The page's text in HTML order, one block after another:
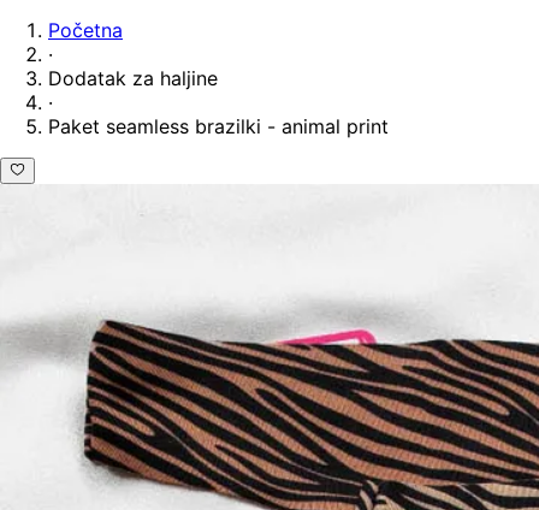
Početna
·
Dodatak za haljine
·
Paket seamless brazilki - animal print